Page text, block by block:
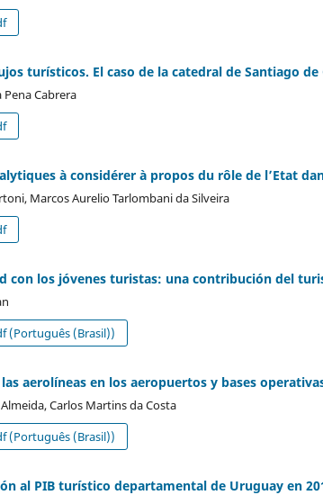
turísticos. El caso de la catedral de Santiago
Cabrera
à considérer à propos du rôle de l’Etat
Marcos Aurelio Tarlombani da Silveira
con los jóvenes turistas: una contribución del
(Português (Brasil))
aerolíneas en los aeropuertos y bases
Carlos Martins da Costa
(Português (Brasil))
al PIB turístico departamental de Uruguay en